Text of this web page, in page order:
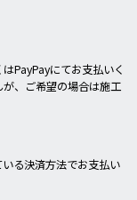
PayPayにてお支払いく
、ご希望の場合は施工
る決済方法でお支払い